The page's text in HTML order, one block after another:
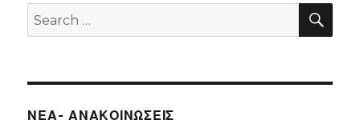
Search
for:
ΝΕΑ- ΑΝΑΚΟΙΝΩΣΕΙΣ